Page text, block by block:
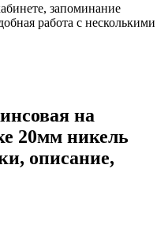
запоминание
работа с несколькими
на
20мм никель
описание,